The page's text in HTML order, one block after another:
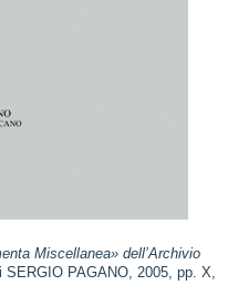
Miscellanea» dell’Archivio
SERGIO PAGANO, 2005, pp. X,